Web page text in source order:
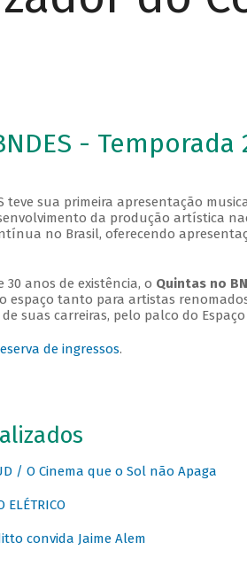
- Temporada
teve sua primeira apresentação
da produção artística
no Brasil, oferecendo
anos de existência, o Quintas no
espaço tanto para artistas
suas carreiras, pelo palco do
de ingressos.
/ O Cinema que o Sol não Apaga
ELÉTRICO
convida Jaime Alem